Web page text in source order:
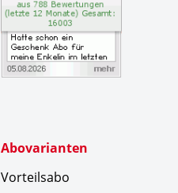
Abovarianten
Vorteilsabo